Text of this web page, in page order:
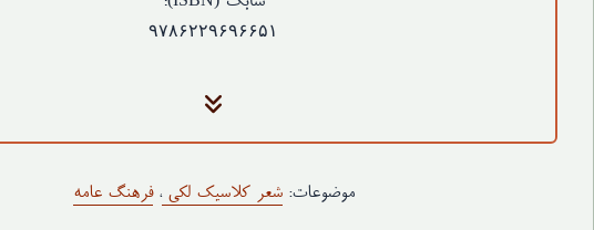
۹۷۸۶۲۲۹۶۹۶۶۵۱
چاپ اول: ۱۴۰۱ موضوعات:شعر کلاسیک لکی،فرهنگ عامه